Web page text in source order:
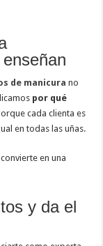
de manicura no
por qué
cada clienta es
en todas las uñas.
en una
y da el